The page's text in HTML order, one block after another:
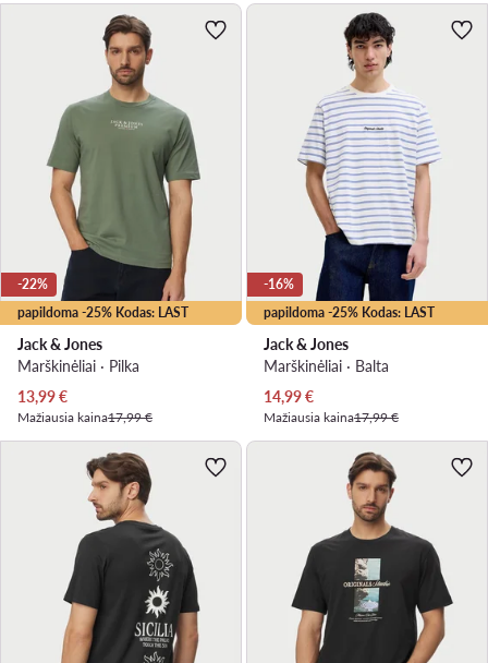
papildoma -25% Kodas: LAST
-22%
Jack & Jones
Marškinėliai · Pilka
Dabartinė kaina
13,99€
Mažiausia kaina17,99 €
papildoma -25% Kodas: LAST
-16%
Jack & Jones
Marškinėliai · Balta
Dabartinė kaina
14,99€
Mažiausia kaina17,99 €